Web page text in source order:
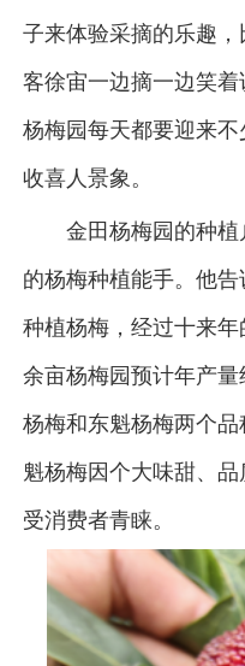
子来体验采摘的乐趣
客徐宙一边摘一边笑
杨梅园每天都要迎来
收喜人景象。
金田杨梅园的种
的杨梅种植能手。他
种植杨梅，经过十来
余亩杨梅园预计年产
杨梅和东魁杨梅两个
魁杨梅因个大味甜、
受消费者青睐。